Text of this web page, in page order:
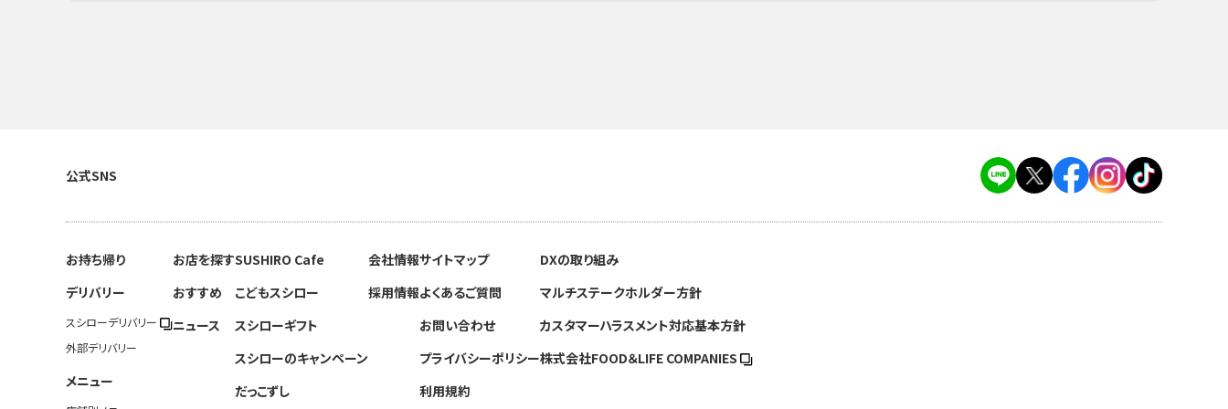
公式SNS
お持ち帰り
デリバリー
スシローデリバリー
外部デリバリー
メニュー
お店を探す
おすすめ
ニュース
SUSHIRO Cafe
こどもスシロー
スシローギフト
スシローのキャンペーン
だっこずし
会社情報
採用情報
サイトマップ
よくあるご質問
お問い合わせ
プライバシーポリシー
利用規約
DXの取り組み
マルチステークホルダー方針
カスタマーハラスメント対応基本方針
株式会社FOOD＆LIFE COMPANIES